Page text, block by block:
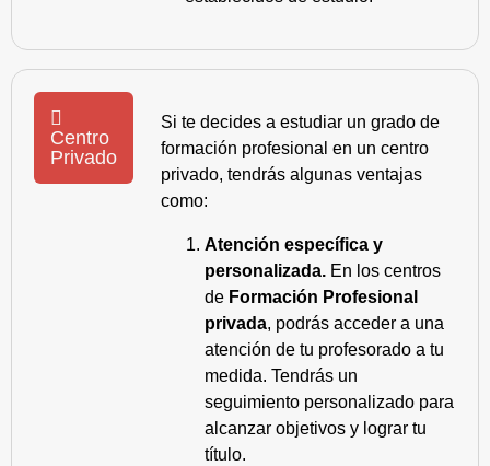
Centro
Privado
Si te decides a estudiar un grado de
formación profesional en un centro
privado, tendrás algunas ventajas
como:
Atención específica y
personalizada. En los centros
de Formación Profesional
privada, podrás acceder a una
atención de tu profesorado a tu
medida. Tendrás un
seguimiento personalizado para
alcanzar objetivos y lograr tu
título.